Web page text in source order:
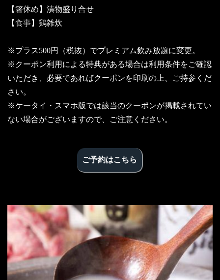
【箸休め】漬物盛り合せ
【食事】鶏雑炊
※プラス500円（税抜）でプレミアム飲み放題に変更。
※クーポン利用による特典がある場合は利用条件をご確認
いただき、必要であればクーポンを印刷の上、ご持参くだ
さい。
※ケータイ・スマホ版では該当のクーポンが掲載されてい
ない場合がございますので、ご注意ください。
ご予約はこちら